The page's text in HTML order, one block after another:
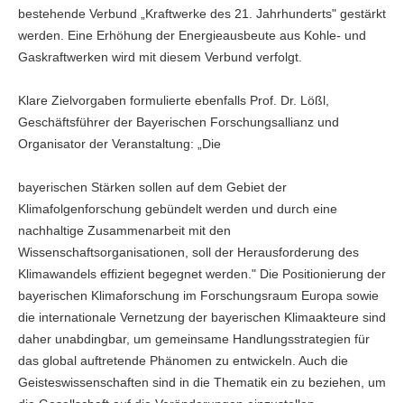
bestehende Verbund „Kraftwerke des 21. Jahrhunderts" gestärkt
werden. Eine Erhöhung der Energieausbeute aus Kohle- und
Gaskraftwerken wird mit diesem Verbund verfolgt.
Klare Zielvorgaben formulierte ebenfalls Prof. Dr. Lößl,
Geschäftsführer der Bayerischen Forschungsallianz und
Organisator der Veranstaltung: „Die
bayerischen Stärken sollen auf dem Gebiet der
Klimafolgenforschung gebündelt werden und durch eine
nachhaltige Zusammenarbeit mit den
Wissenschaftsorganisationen, soll der Herausforderung des
Klimawandels effizient begegnet werden." Die Positionierung der
bayerischen Klimaforschung im Forschungsraum Europa sowie
die internationale Vernetzung der bayerischen Klimaakteure sind
daher unabdingbar, um gemeinsame Handlungsstrategien für
das global auftretende Phänomen zu entwickeln. Auch die
Geisteswissenschaften sind in die Thematik ein zu beziehen, um